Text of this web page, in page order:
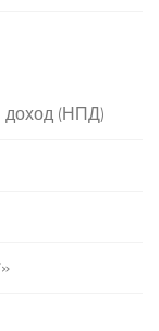
доход (НПД)